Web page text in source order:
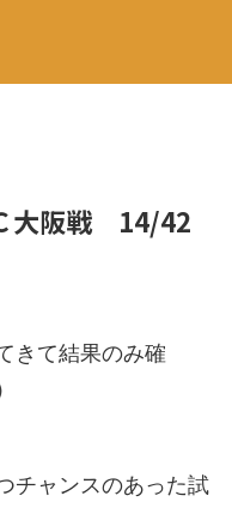
大阪戦 14/42
きて結果のみ確
チャンスのあった試